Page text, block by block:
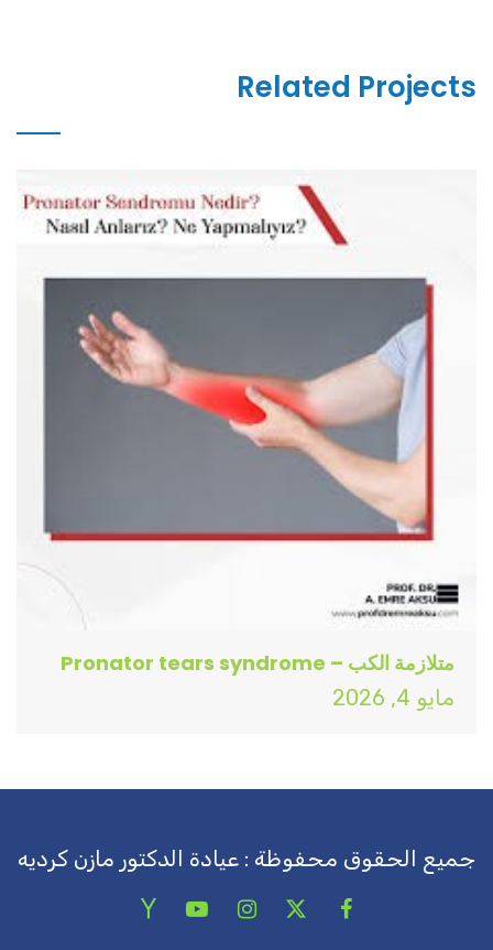
Related Projects
متلازمة الكب – Pronator tears syndrome
مايو 4, 2026
جميع الحقوق محفوظة : عيادة الدكتور مازن كرديه